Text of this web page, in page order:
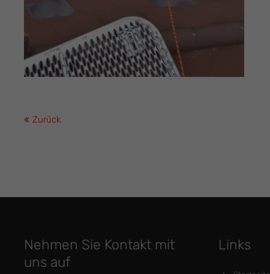
Zurück
Nehmen Sie Kontakt mit
uns auf
Links